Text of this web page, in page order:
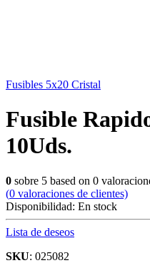
Fusibles 5x20 Cristal
Fusible
10Uds.
0 sobre 5 based on 0
(0 valoraciones de clientes)
Disponibilidad: En stock
Lista de deseos
SKU: 025082